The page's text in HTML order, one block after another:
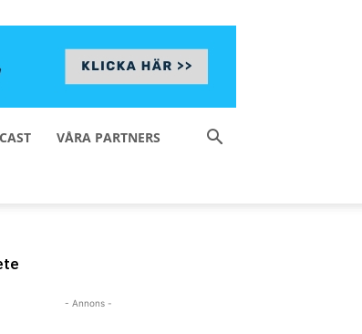
VÅRA PARTNERS
- Annons -